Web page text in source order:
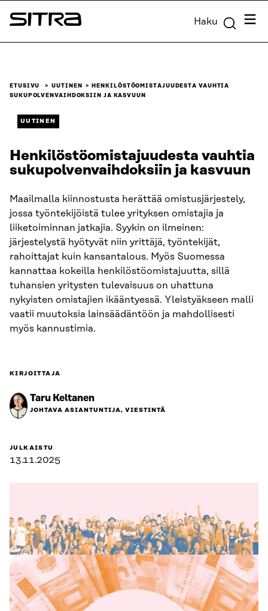
Siirry
suoraan
Sitra Haku
ETUSIVU UUTINEN
HENKILÖSTÖ­OMISTAJUUDESTA VAUHTIA
SUKUPOLVENVAIHDOKSIIN JA KASVUUN
UUTINEN
Henkilöstö­omistajuudesta vauhtia
sukupolvenvaihdoksiin ja kasvuun
Maailmalla kiinnostusta herättää omistusjärjestely,
jossa työntekijöistä tulee yrityksen omistajia ja
liiketoiminnan jatkajia. Syykin on ilmeinen:
järjestelystä hyötyvät niin yrittäjä, työntekijät,
rahoittajat kuin kansantalous. Myös Suomessa
kannattaa kokeilla henkilöstöomistajuutta, sillä
tuhansien yritysten tulevaisuus on uhattuna
nykyisten omistajien ikääntyessä. Yleistyäkseen malli
vaatii muutoksia lainsäädäntöön ja mahdollisesti
myös kannustimia.
KIRJOITTAJA
Taru Keltanen
JOHTAVA ASIANTUNTIJA, VIESTINTÄ
JULKAISTU
13.11.2025